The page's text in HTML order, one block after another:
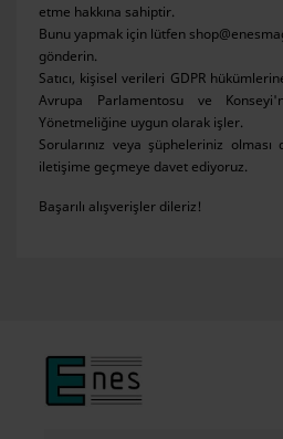
etme hakkına sahiptir.
Bunu yapmak için lütfen
gönderin.
Satıcı, kişisel verileri GDPR
Avrupa Parlamentosu ve
Yönetmeliğine uygun olarak işler.
Sorularınız veya şüpheleriniz
iletişime geçmeye davet ediyoruz.
Başarılı alışverişler dileriz!